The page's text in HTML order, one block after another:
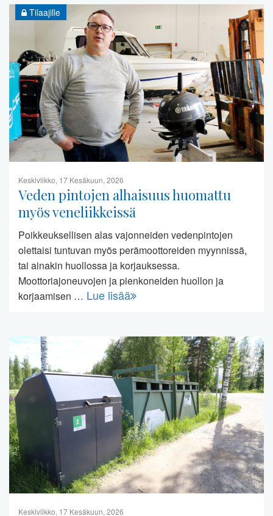
Tilaajille
Keskiviikko, 17 Kesäkuun, 2026
Veden pintojen alhaisuus huomattu
myös veneliikkeissä
Poikkeuksellisen alas vajonneiden vedenpintojen
olettaisi tuntuvan myös perämoottoreiden myynnissä,
tai ainakin huollossa ja korjauksessa.
Moottoriajoneuvojen ja pienkoneiden huollon ja
korjaamisen … Lue lisää
Keskiviikko, 17 Kesäkuun, 2026